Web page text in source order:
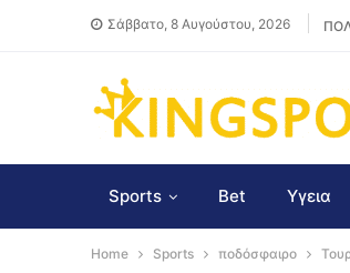
Σάββατο, 8 Αυγούστου, 2026
Sports Bet Υγεια
Home Sports ποδόσφαιρο